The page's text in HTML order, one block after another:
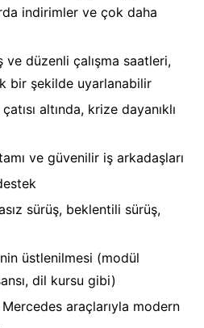
indirimler ve çok daha
ve düzenli çalışma saatleri,
bir şekilde uyarlanabilir
altında, krize dayanıklı
ve güvenilir iş arkadaşları
sürüş, beklentili sürüş,
üstlenilmesi (modül
dil kursu gibi)
araçlarıyla modern